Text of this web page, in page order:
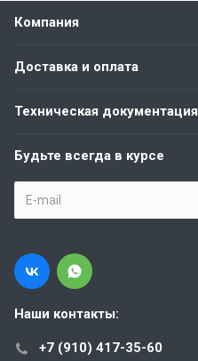
Компания
Доставка и оплата
Техническая документация
Будьте всегда в курсе
Наши контакты:
+7 (910) 417-35-60